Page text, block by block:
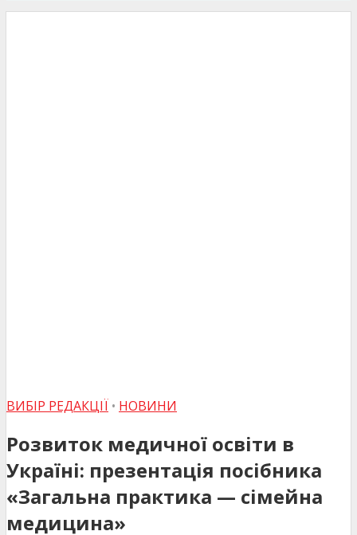
ВИБІР РЕДАКЦІЇ • НОВИНИ
Розвиток медичної освіти в
Україні: презентація посібника
«Загальна практика — сімейна
медицина»